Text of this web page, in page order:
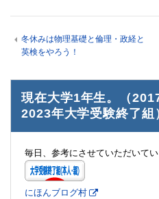
冬休みは物理基礎と倫理・政経と
英検をやろう！
現在大学1年生。（
2023年大学受験終了組
毎日、参考にさせていただいて
にほんブログ村